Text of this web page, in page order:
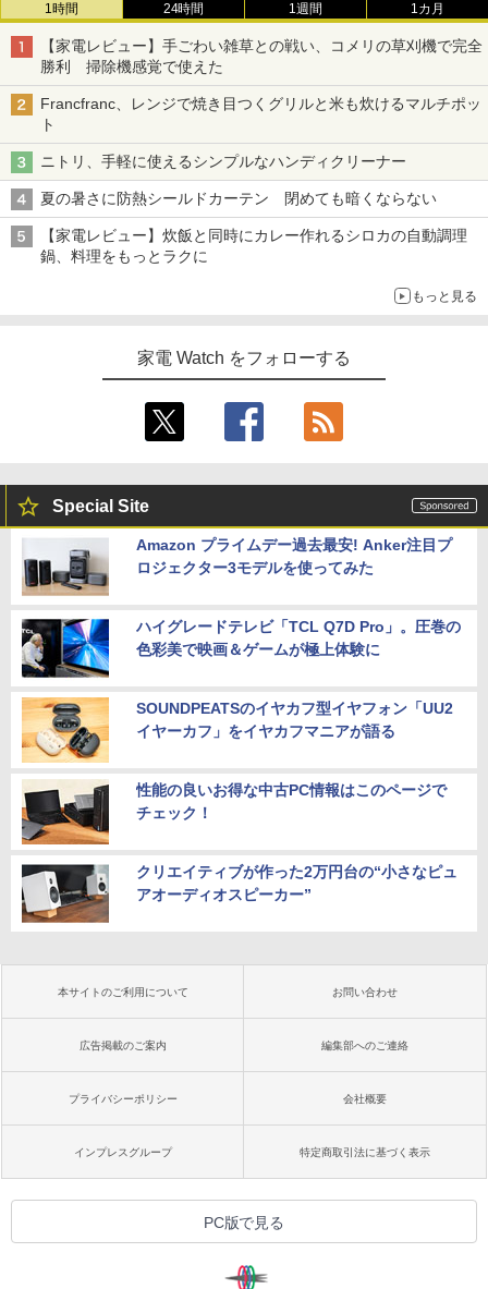
1時間 24時間 1週間 1カ月
【家電レビュー】手ごわい雑草との戦い、コメリの草刈機で完全
勝利 掃除機感覚で使えた
Francfranc、レンジで焼き目つくグリルと米も炊けるマルチポッ
ト
ニトリ、手軽に使えるシンプルなハンディクリーナー
夏の暑さに防熱シールドカーテン 閉めても暗くならない
【家電レビュー】炊飯と同時にカレー作れるシロカの自動調理
鍋、料理をもっとラクに
もっと見る
家電 Watch をフォローする
Special Site
Amazon プライムデー過去最安! Anker注目プ
ロジェクター3モデルを使ってみた
ハイグレードテレビ「TCL Q7D Pro」。圧巻の
色彩美で映画＆ゲームが極上体験に
SOUNDPEATSのイヤカフ型イヤフォン「UU2
イヤーカフ」をイヤカフマニアが語る
性能の良いお得な中古PC情報はこのページで
チェック！
クリエイティブが作った2万円台の“小さなピュ
アオーディオスピーカー”
本サイトのご利用について お問い合わせ
広告掲載のご案内 編集部へのご連絡
プライバシーポリシー 会社概要
インプレスグループ 特定商取引法に基づく表示
PC版で見る